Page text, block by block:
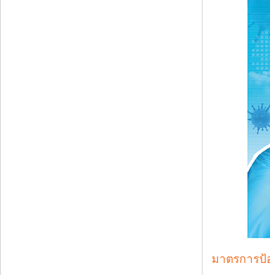
มาตรการป้